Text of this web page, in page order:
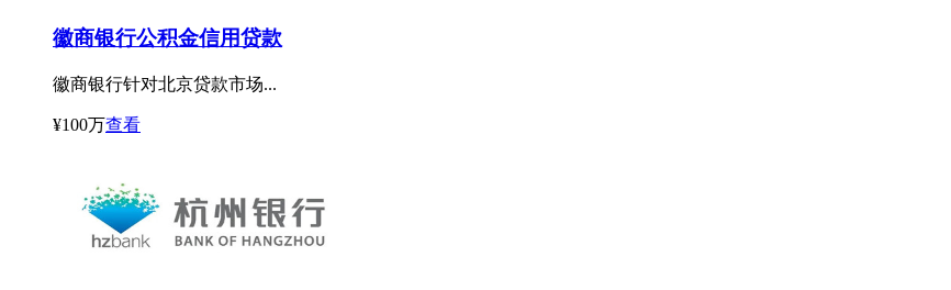
徽商银行公积金信用贷款
徽商银行针对北京贷款市场...
¥100万查看